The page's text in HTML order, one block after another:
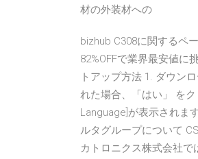
材の外装材への
bizhub C308に関するペ
82%OFFで業界最安値に
トアップ方法 1. ダウン
れた場合、「はい」 を
Language]が表示されま
ルタグループについて
カトロニクス株式会社